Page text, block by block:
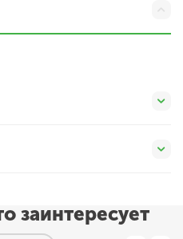
заинтересует